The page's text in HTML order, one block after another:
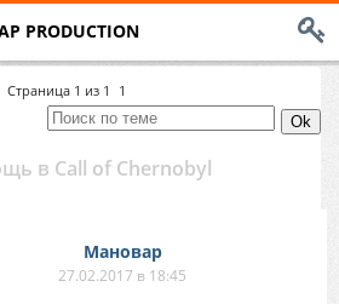
PRODUCTION
Страница 1 из 1 1
в Call of Chernobyl
Мановар
27.02.2017 в 18:45